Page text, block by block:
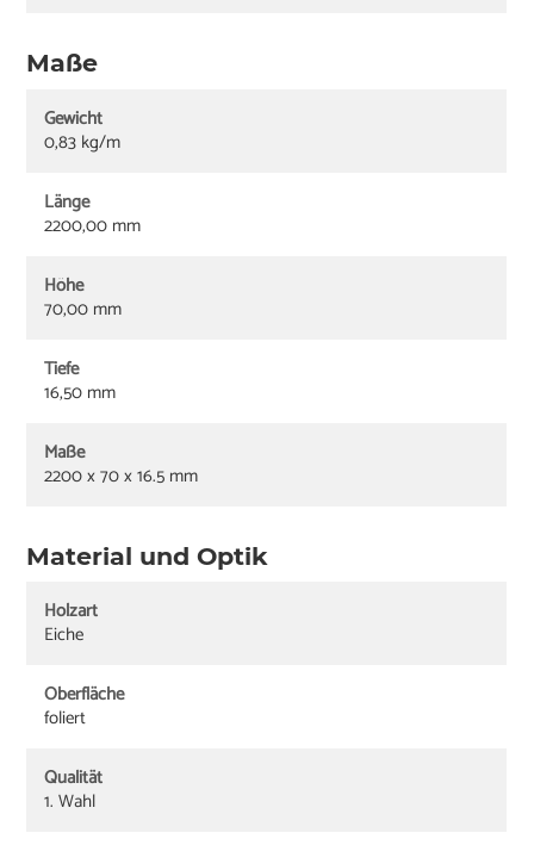
Maße
Gewicht
0,83 kg/m
Länge
2200,00 mm
Höhe
70,00 mm
Tiefe
16,50 mm
Maße
2200 x 70 x 16.5 mm
Material und Optik
Holzart
Eiche
Oberfläche
foliert
Qualität
1. Wahl